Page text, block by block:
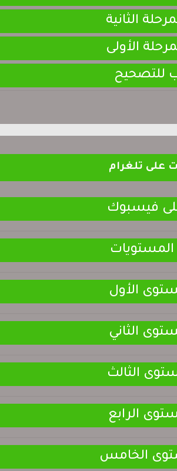
للتصحيح
على تلغرام
على فيسبوك
المستويات
الأول
الثاني
الثالث
الرابع
الخامس